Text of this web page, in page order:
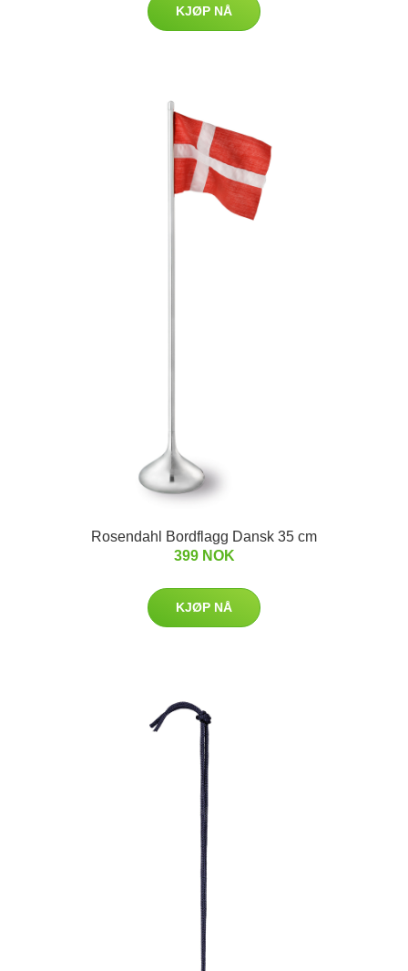
KJØP NÅ
Rosendahl Bordflagg Dansk 35 cm
399 NOK
KJØP NÅ